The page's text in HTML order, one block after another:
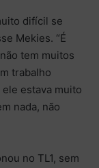
difícil se
Mekies. “É
tem muitos
trabalho
estava muito
nada, não
no TL1, sem